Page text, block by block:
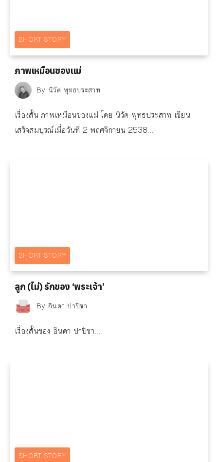
SHORT STORY
ภาพเหมือนของแม่
By นิวัต พุทธประสาท
เรื่องสั้น ภาพเหมือนของแม่ โดย นิวัต พุทธประสาท เขียน
เสร็จสมบูรณ์เมื่อวันที่ 2 พฤศจิกายน 2538...
SHORT STORY
ลูก (ไม่) รักของ ‘พระเจ้า’
By อินดา ปาปิชา
เรื่องสั้นของ อินดา ปาปิชา...
SHORT STORY